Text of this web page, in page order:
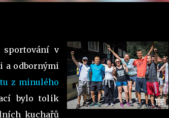
sportování v
a odbornými
z minulého
bylo tolik
kuchařů